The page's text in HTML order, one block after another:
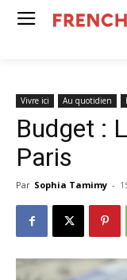
Vivre ici Au quotidien
Budget :
Paris
Par Sophia Tamimy -